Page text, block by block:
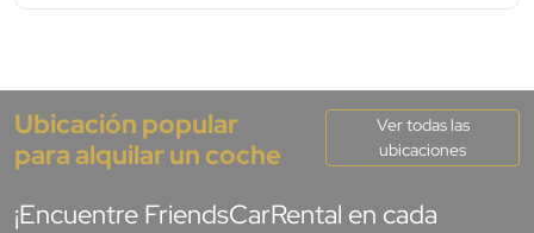
Ubicación popular
para alquilar un coche
Ver todas las
ubicaciones
¡Encuentre FriendsCarRental en cada